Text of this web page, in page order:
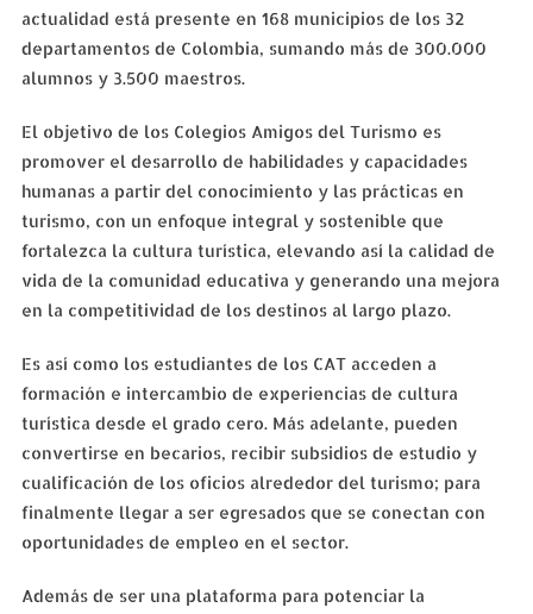
actualidad está presente en 168 municipios de los 32
departamentos de Colombia, sumando más de 300.000
alumnos y 3.500 maestros.
El objetivo de los Colegios Amigos del Turismo es
promover el desarrollo de habilidades y capacidades
humanas a partir del conocimiento y las prácticas en
turismo, con un enfoque integral y sostenible que
fortalezca la cultura turística, elevando así la calidad de
vida de la comunidad educativa y generando una mejora
en la competitividad de los destinos al largo plazo.
Es así como los estudiantes de los CAT acceden a
formación e intercambio de experiencias de cultura
turística desde el grado cero. Más adelante, pueden
convertirse en becarios, recibir subsidios de estudio y
cualificación de los oficios alrededor del turismo; para
finalmente llegar a ser egresados que se conectan con
oportunidades de empleo en el sector.
Además de ser una plataforma para potenciar la